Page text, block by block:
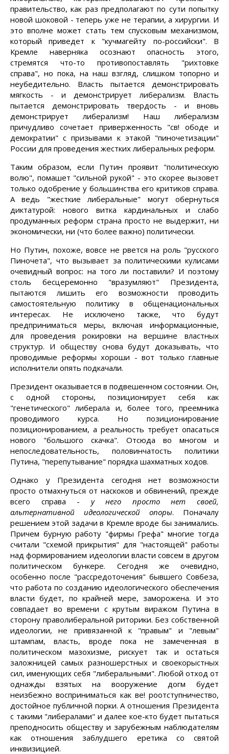
правительство, как раз предполагают по сути попытку
новой шоковой - теперь уже не терапии, а хирургии. И
это вполне может стать тем спусковым механизмом,
который приведет к "кучмагейту по-российски". В
Кремле наверняка осознают опасность этого,
стремятся что-то противопоставлять "рихтовке
справа", но пока, на наш взгляд, слишком топорно и
неубедительно. Власть пытается демонстрировать
мягкость - и демонстрирует либерализм. Власть
пытается демонстрировать твердость - и вновь
демонстрирует либерализм! Наш либерализм
причудливо сочетает приверженность "св! ободе и
демократии" с призывами к этакой "пиночетизации"
России для проведения жестких либеральных реформ.
Таким образом, если Путин проявит "политическую
волю", помашет "сильной рукой" - это скорее вызовет
только одобрение у большинства его критиков справа.
А ведь "жесткие либеральные" могут обернуться
диктатурой: нового витка кардинальных и слабо
продуманных реформ страна просто не выдержит, ни
экономически, ни (что более важно) политически.
Но Путин, похоже, вовсе не рвется на роль "русского
Пиночета", что вызывает за политическими кулисами
очевидный вопрос: на того ли поставили? И поэтому
столь бесцеремонно "вразумляют" Президента,
пытаются лишить его возможности проводить
самостоятельную политику в общенациональных
интересах. Не исключено также, что будут
предприниматься меры, включая информационные,
для проведения рокировки на вершине властных
структур. И обществу снова будут доказывать, что
проводимые реформы хороши - вот только главные
исполнители опять подкачали.
Президент оказывается в подвешенном состоянии. Он,
с одной стороны, позиционирует себя как
"генетического" либерала и, более того, преемника
проводимого курса. Но позиционирование
позиционированием, а реальность требует опасаться
нового "большого скачка". Отсюда во многом и
непоследовательность, половинчатость политики
Путина, "перепутывание" порядка шахматных ходов.
Однако у Президента сегодня нет возможности
просто отмахнуться от наскоков и обвинений, прежде
всего справа - у него просто нет своей,
альтернативной идеологической опоры. Поначалу
решением этой задачи в Кремле вроде бы занимались.
Причем бурную работу "фирмы Грефа" многие тогда
считали "схемой прикрытия" для "настоящей" работы
над формированием идеологии власти совсем в другом
политическом бункере. Сегодня же очевидно,
особенно после "рассредоточения" бывшего Совбеза,
что работа по созданию идеологического обеспечения
власти будет, по крайней мере, заморожена. И это
совпадает во времени с крутым виражом Путина в
сторону праволиберальной риторики. Без собственной
идеологии, не привязанной к "правым" и "левым"
штампам, власть, вроде пока не замеченная в
политическом мазохизме, рискует так и остаться
заложницей самых разношерстных и своекорыстных
сил, именующих себя "либеральными". Любой отход от
однажды взятых на вооружение догм будет
неизбежно восприниматься как ве! роотступничество,
достойное публичной порки. А отношения Президента
с такими "либералами" и далее кое-кто будет пытаться
преподносить обществу и зарубежным наблюдателям
как отношения заблудшего еретика со святой
инквизицией.